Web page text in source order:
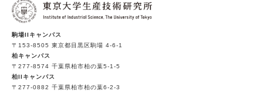
駒場IIキャンパス
〒153-8505 東京都目黒区駒場 4-6-1
柏キャンパス
〒277-8574 千葉県柏市柏の葉5-1-5
柏IIキャンパス
〒277-0882 千葉県柏市柏の葉6-2-3